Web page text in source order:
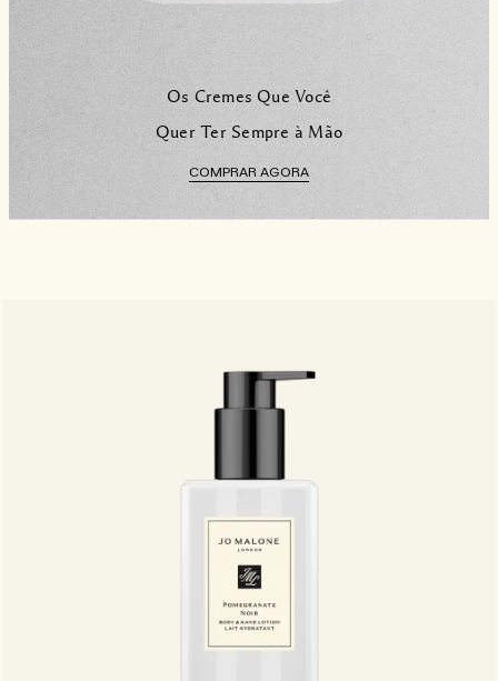
Os Cremes Que Você
Quer Ter Sempre à Mão
COMPRAR AGORA